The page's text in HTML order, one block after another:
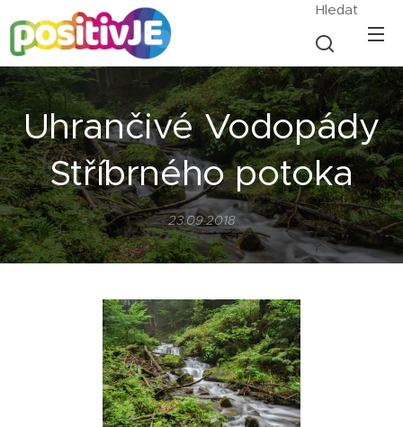
Hledat
Uhrančivé Vodopády
Stříbrného potoka
23.09.2018